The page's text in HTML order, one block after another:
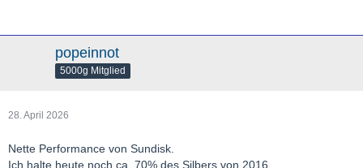
popeinnot
5000g Mitglied
28. April 2026
Nette Performance von Sundisk.
Ich halte heute noch ca. 70% des Silbers von 2016.